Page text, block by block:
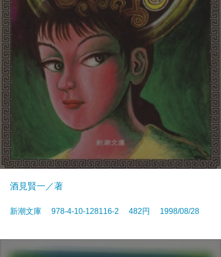
酒見賢一／著
新潮文庫 978-4-10-128116-2 482円 1998/08/28